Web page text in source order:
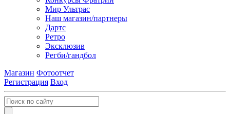
Мир Ультрас
Наш магазин/партнеры
Дартс
Ретро
Эксклюзив
Регби/гандбол
Магазин Фотоотчет
Регистрация Вход